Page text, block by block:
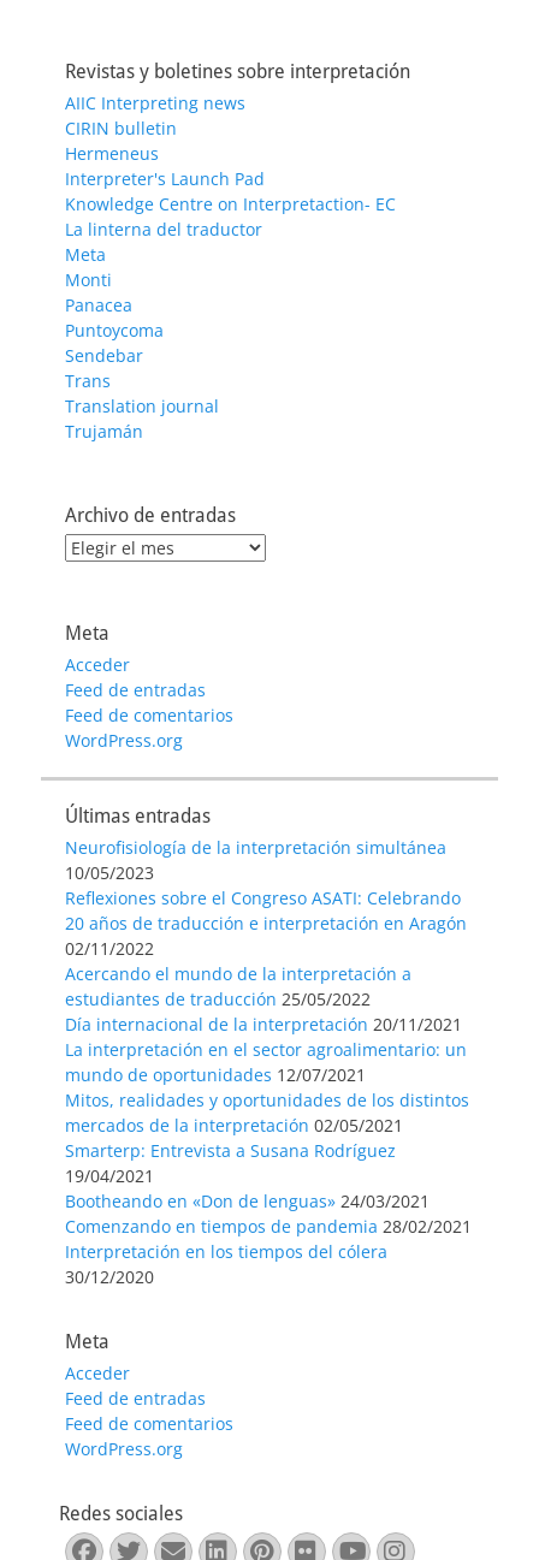
Revistas y boletines sobre interpretación
AIIC Interpreting news
CIRIN bulletin
Hermeneus
Interpreter's Launch Pad
Knowledge Centre on Interpretaction- EC
La linterna del traductor
Meta
Monti
Panacea
Puntoycoma
Sendebar
Trans
Translation journal
Trujamán
Archivo de entradas
Archivo
Meta
Acceder
Feed de entradas
Feed de comentarios
WordPress.org
Últimas entradas
Neurofisiología de la interpretación simultánea
10/05/2023
Reflexiones sobre el Congreso ASATI: Celebrando
20 años de traducción e interpretación en Aragón
02/11/2022
Acercando el mundo de la interpretación a
estudiantes de traducción 25/05/2022
Día internacional de la interpretación 20/11/2021
La interpretación en el sector agroalimentario: un
mundo de oportunidades 12/07/2021
Mitos, realidades y oportunidades de los distintos
mercados de la interpretación 02/05/2021
Smarterp: Entrevista a Susana Rodríguez
19/04/2021
Bootheando en «Don de lenguas» 24/03/2021
Comenzando en tiempos de pandemia 28/02/2021
Interpretación en los tiempos del cólera
30/12/2020
Meta
Acceder
Feed de entradas
Feed de comentarios
WordPress.org
Redes sociales
Facebook
Twitter
Correo
LinkedIn
Pinterest
FlickrYouTube